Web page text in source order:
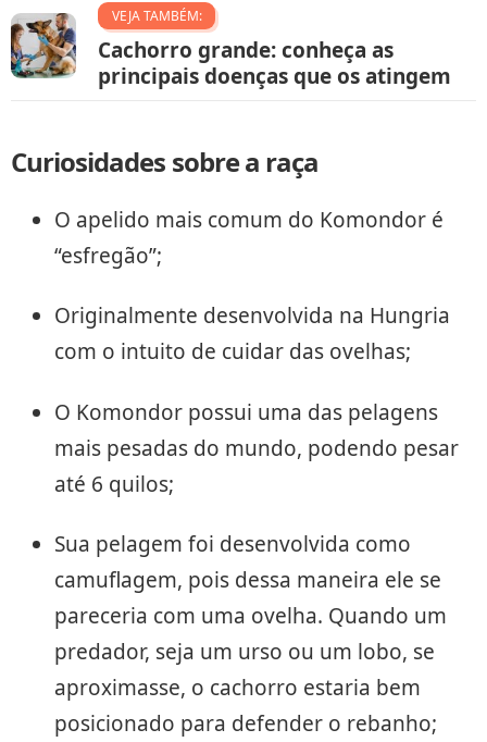
VEJA TAMBÉM:
Cachorro grande: conheça as
principais doenças que os atingem
Curiosidades sobre a raça
O apelido mais comum do Komondor é
“esfregão”;
Originalmente desenvolvida na Hungria
com o intuito de cuidar das ovelhas;
O Komondor possui uma das pelagens
mais pesadas do mundo, podendo pesar
até 6 quilos;
Sua pelagem foi desenvolvida como
camuflagem, pois dessa maneira ele se
pareceria com uma ovelha. Quando um
predador, seja um urso ou um lobo, se
aproximasse, o cachorro estaria bem
posicionado para defender o rebanho;